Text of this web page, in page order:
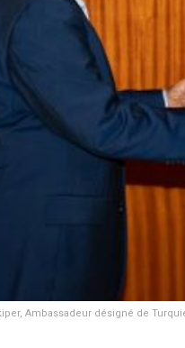
Ambassadeur désigné de